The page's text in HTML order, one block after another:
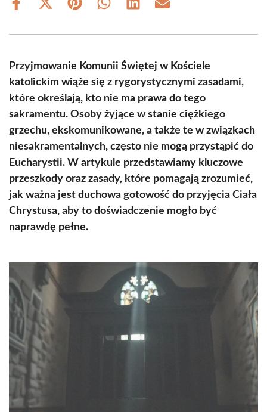
Share
Share
(Twitter)
Share Share Share Share
Przyjmowanie Komunii Świętej w Kościele
katolickim wiąże się z rygorystycznymi zasadami,
które określają, kto nie ma prawa do tego
sakramentu. Osoby żyjące w stanie ciężkiego
grzechu, ekskomunikowane, a także te w związkach
niesakramentalnych, często nie mogą przystąpić do
Eucharystii. W artykule przedstawiamy kluczowe
przeszkody oraz zasady, które pomagają zrozumieć,
jak ważna jest duchowa gotowość do przyjęcia Ciała
Chrystusa, aby to doświadczenie mogło być
naprawdę pełne.